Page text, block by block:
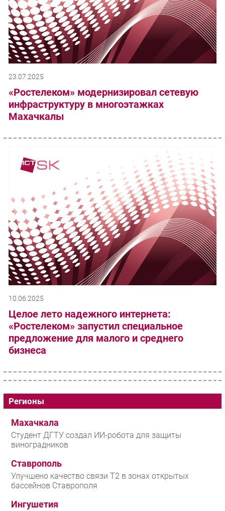
23.07.2025
«Ростелеком» модернизировал сетевую
инфраструктуру в многоэтажках
Махачкалы
10.06.2025
Целое лето надежного интернета:
«Ростелеком» запустил специальное
предложение для малого и среднего
бизнеса
Регионы
Махачкала
Студент ДГТУ создал ИИ-робота для защиты
виноградников
Ставрополь
Улучшено качество связи T2 в зонах открытых
бассейнов Ставрополя
Ингушетия